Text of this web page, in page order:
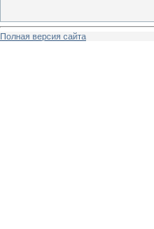
Полная версия сайта